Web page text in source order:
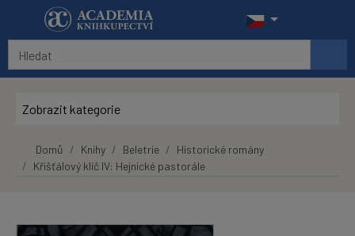
Přeskočit na hlavní obsah
Zobrazit kategorie
Domů Knihy Beletrie
Historické romány
Křišťálový klíč IV: Hejnické pastorále